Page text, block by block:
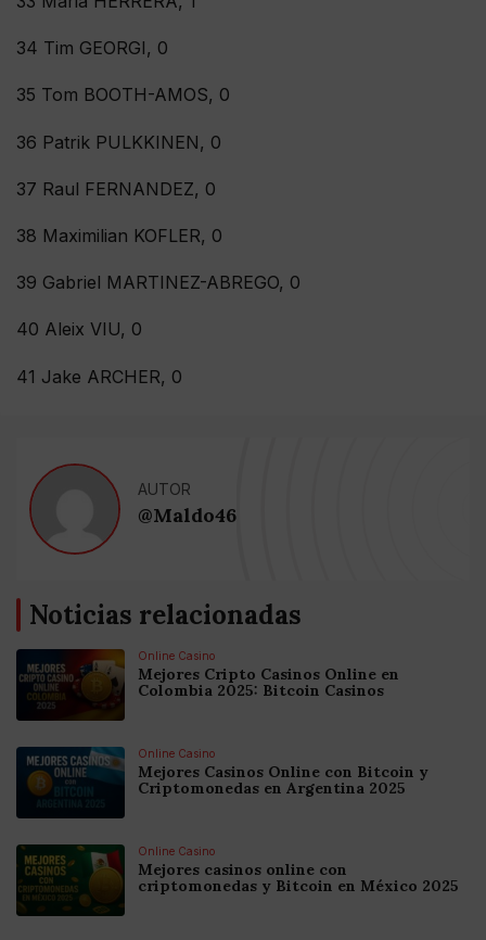
34 Tim GEORGI, 0
35 Tom BOOTH-AMOS, 0
36 Patrik PULKKINEN, 0
37 Raul FERNANDEZ, 0
38 Maximilian KOFLER, 0
39 Gabriel MARTINEZ-ABREGO, 0
40 Aleix VIU, 0
41 Jake ARCHER, 0
AUTOR
@Maldo46
Noticias relacionadas
Online Casino
Mejores Cripto Casinos Online en
Colombia 2025: Bitcoin Casinos
Online Casino
Mejores Casinos Online con Bitcoin y
Criptomonedas en Argentina 2025
Online Casino
Mejores casinos online con
criptomonedas y Bitcoin en México 2025